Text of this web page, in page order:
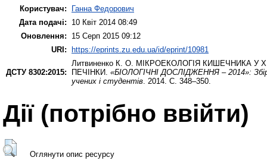
Користувач:
Ганна Федорович
Дата подачі:
10 Квіт 2014 08:49
Оновлення:
15 Серп 2015 09:12
URI: https://eprints.zu.edu.ua/id/eprint/10981
ДСТУ 8302:2015:
Литвиненко К. О. МІКРОЕКОЛОГІЯ КИШЕЧНИКА
ПЕЧІНКИ. «БІОЛОГІЧНІ ДОСЛІДЖЕННЯ – 2014»:
учених і студентів . 2014. С. 348–350.
Дії ​​(потрібно ввійти)
Оглянути опис ресурсу